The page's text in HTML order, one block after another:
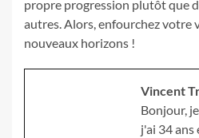
propre progression plutôt que
autres. Alors, enfourchez votre
nouveaux horizons !
Vincent
Bonjour,
j'ai 34 ans